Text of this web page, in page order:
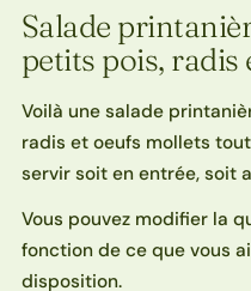
Salade
petits pois, radis
Voilà une salade
radis et oeufs mollets
servir soit en entrée, soit
Vous pouvez modifier la
fonction de ce que vous
disposition.